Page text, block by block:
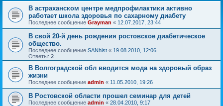
В астраханском центре медпрофилактики активно
работает школа здоровья по сахарному диабету
Последнее сообщение Grayman « 12.07.2017, 23:44
В свой 20-й день рождения ростовское диабетическое
общество.
Последнее сообщение SANhist « 19.08.2010, 12:06
Ответы: 2
В Волгоградской обл вводится мода на здоровый образ
жизни
Последнее сообщение admin « 11.05.2010, 19:26
В Ростовской области прошел семинар для детей
Последнее сообщение admin « 28.04.2010, 9:17